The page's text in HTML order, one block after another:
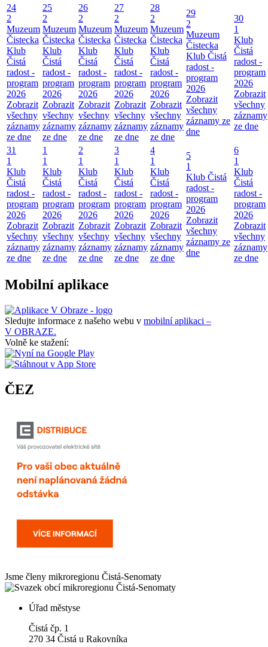
24
2
Muzeum
Čistecka
Klub
Čistá
radost -
program
2026
Zobrazit
všechny
záznamy
ze dne
25
2
Muzeum
Čistecka
Klub
Čistá
radost -
program
2026
Zobrazit
všechny
záznamy
ze dne
26
2
Muzeum
Čistecka
Klub
Čistá
radost -
program
2026
Zobrazit
všechny
záznamy
ze dne
27
2
Muzeum
Čistecka
Klub
Čistá
radost -
program
2026
Zobrazit
všechny
záznamy
ze dne
28
2
Muzeum
Čistecka
Klub
Čistá
radost -
program
2026
Zobrazit
všechny
záznamy
ze dne
29
2
Muzeum
Čistecka
Klub Čistá
radost -
program
2026
Zobrazit
všechny
záznamy ze
dne
30
1
Klub
Čistá
radost -
program
2026
Zobrazit
všechny
záznamy
ze dne
31
1
Klub
Čistá
radost -
program
2026
Zobrazit
všechny
záznamy
ze dne
1
1
Klub
Čistá
radost -
program
2026
Zobrazit
všechny
záznamy
ze dne
2
1
Klub
Čistá
radost -
program
2026
Zobrazit
všechny
záznamy
ze dne
3
1
Klub
Čistá
radost -
program
2026
Zobrazit
všechny
záznamy
ze dne
4
1
Klub
Čistá
radost -
program
2026
Zobrazit
všechny
záznamy
ze dne
5
1
Klub Čistá
radost -
program
2026
Zobrazit
všechny
záznamy ze
dne
6
1
Klub
Čistá
radost -
program
2026
Zobrazit
všechny
záznamy
ze dne
Mobilní aplikace
Sledujte informace z našeho webu v mobilní aplikaci –
V OBRAZE.
Volně ke stažení:
ČEZ
Jsme členy mikroregionu Čistá-Senomaty
Úřad městyse
Čistá čp. 1
270 34 Čistá u Rakovníka